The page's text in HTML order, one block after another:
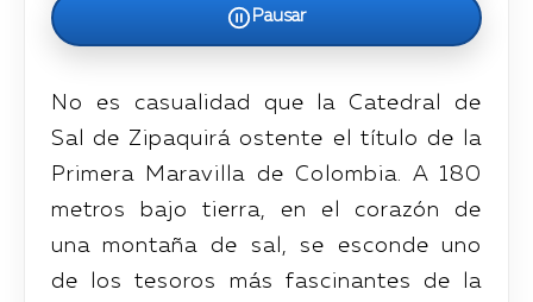
Pausar
No es casualidad que la Catedral de
Sal de Zipaquirá ostente el título de la
Primera Maravilla de Colombia. A 180
metros bajo tierra, en el corazón de
una montaña de sal, se esconde uno
de los tesoros más fascinantes de la